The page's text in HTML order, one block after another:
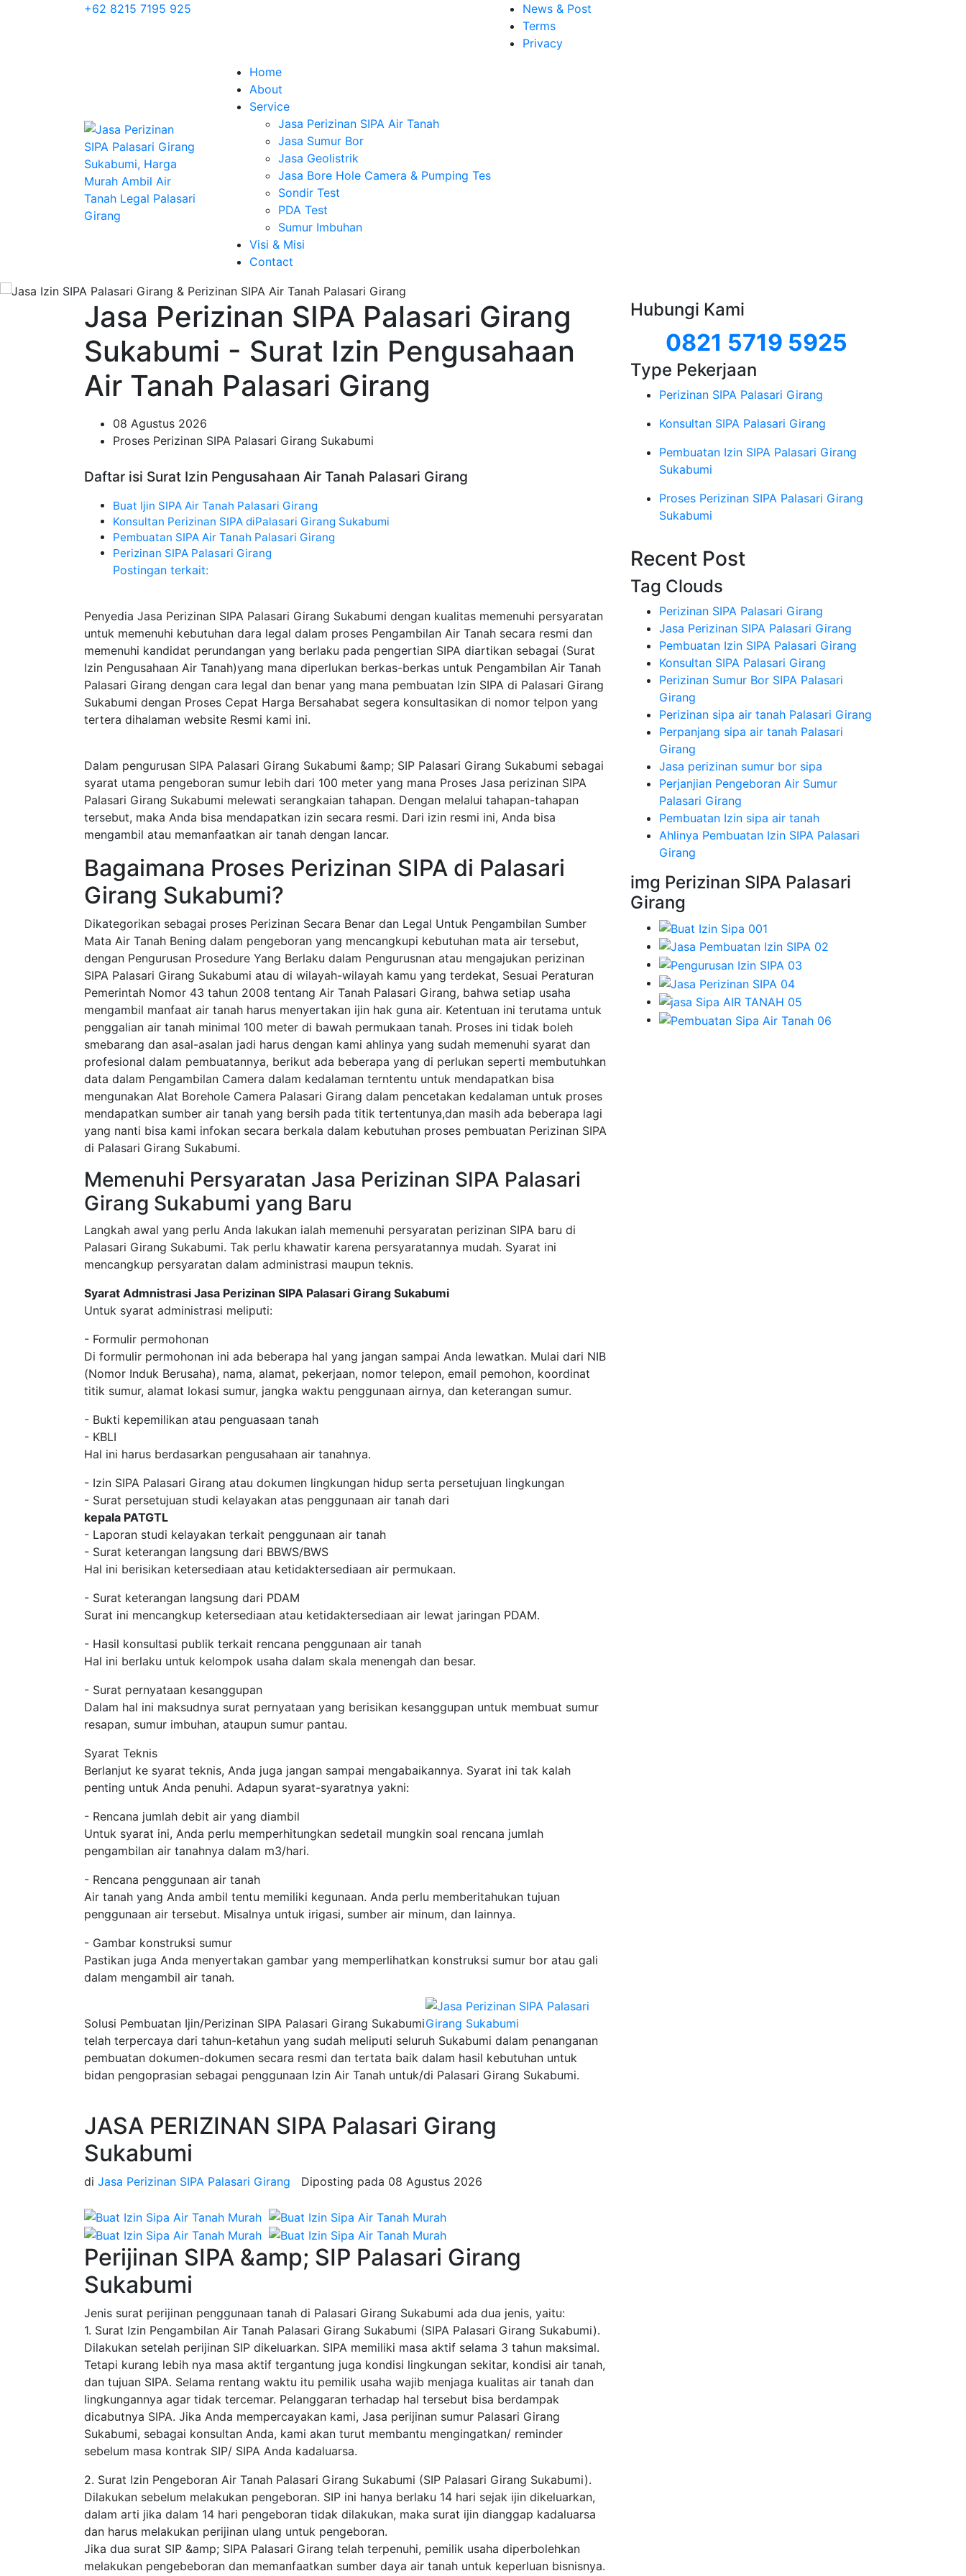
+62 8215 7195 925
News & Post
Terms
Privacy
Home
About
Service
Jasa Perizinan SIPA Air Tanah
Jasa Sumur Bor
Jasa Geolistrik
Jasa Bore Hole Camera & Pumping Tes
Sondir Test
PDA Test
Sumur Imbuhan
Visi & Misi
Contact
Jasa Perizinan SIPA Palasari Girang
Sukabumi - Surat Izin Pengusahaan
Air Tanah Palasari Girang
08 Agustus 2026
Proses Perizinan SIPA Palasari Girang Sukabumi
Daftar isi Surat Izin Pengusahaan Air Tanah Palasari Girang
Buat Ijin SIPA Air Tanah Palasari Girang
Konsultan Perizinan SIPA diPalasari Girang Sukabumi
Pembuatan SIPA Air Tanah Palasari Girang
Perizinan SIPA Palasari Girang
Postingan terkait:
Penyedia Jasa Perizinan SIPA Palasari Girang Sukabumi dengan kualitas memenuhi persyaratan
untuk memenuhi kebutuhan dara legal dalam proses Pengambilan Air Tanah secara resmi dan
memenuhi kandidat perundangan yang berlaku pada pengertian SIPA diartikan sebagai (Surat
Izin Pengusahaan Air Tanah)yang mana diperlukan berkas-berkas untuk Pengambilan Air Tanah
Palasari Girang dengan cara legal dan benar yang mana pembuatan Izin SIPA di Palasari Girang
Sukabumi dengan Proses Cepat Harga Bersahabat segera konsultasikan di nomor telpon yang
tertera dihalaman website Resmi kami ini.
Dalam pengurusan SIPA Palasari Girang Sukabumi &amp; SIP Palasari Girang Sukabumi sebagai
syarat utama pengeboran sumur lebih dari 100 meter yang mana Proses Jasa perizinan SIPA
Palasari Girang Sukabumi melewati serangkaian tahapan. Dengan melalui tahapan-tahapan
tersebut, maka Anda bisa mendapatkan izin secara resmi. Dari izin resmi ini, Anda bisa
mengambil atau memanfaatkan air tanah dengan lancar.
Bagaimana Proses Perizinan SIPA di Palasari
Girang Sukabumi?
Dikategorikan sebagai proses Perizinan Secara Benar dan Legal Untuk Pengambilan Sumber
Mata Air Tanah Bening dalam pengeboran yang mencangkupi kebutuhan mata air tersebut,
dengan Pengurusan Prosedure Yang Berlaku dalam Pengurusnan atau mengajukan perizinan
SIPA Palasari Girang Sukabumi atau di wilayah-wilayah kamu yang terdekat, Sesuai Peraturan
Pemerintah Nomor 43 tahun 2008 tentang Air Tanah Palasari Girang, bahwa setiap usaha
mengambil manfaat air tanah harus menyertakan ijin hak guna air. Ketentuan ini terutama untuk
penggalian air tanah minimal 100 meter di bawah permukaan tanah. Proses ini tidak boleh
smebarang dan asal-asalan jadi harus dengan kami ahlinya yang sudah memenuhi syarat dan
profesional dalam pembuatannya, berikut ada beberapa yang di perlukan seperti membutuhkan
data dalam Pengambilan Camera dalam kedalaman terntentu untuk mendapatkan bisa
mengunakan Alat Borehole Camera Palasari Girang dalam pencetakan kedalaman untuk proses
mendapatkan sumber air tanah yang bersih pada titik tertentunya,dan masih ada beberapa lagi
yang nanti bisa kami infokan secara berkala dalam kebutuhan proses pembuatan Perizinan SIPA
di Palasari Girang Sukabumi.
Memenuhi Persyaratan Jasa Perizinan SIPA Palasari
Girang Sukabumi yang Baru
Langkah awal yang perlu Anda lakukan ialah memenuhi persyaratan perizinan SIPA baru di
Palasari Girang Sukabumi. Tak perlu khawatir karena persyaratannya mudah. Syarat ini
mencangkup persyaratan dalam administrasi maupun teknis.
Syarat Admnistrasi Jasa Perizinan SIPA Palasari Girang Sukabumi
Untuk syarat administrasi meliputi:
- Formulir permohonan
Di formulir permohonan ini ada beberapa hal yang jangan sampai Anda lewatkan. Mulai dari NIB
(Nomor Induk Berusaha), nama, alamat, pekerjaan, nomor telepon, email pemohon, koordinat
titik sumur, alamat lokasi sumur, jangka waktu penggunaan airnya, dan keterangan sumur.
- Bukti kepemilikan atau penguasaan tanah
- KBLI
Hal ini harus berdasarkan pengusahaan air tanahnya.
- Izin SIPA Palasari Girang atau dokumen lingkungan hidup serta persetujuan lingkungan
- Surat persetujuan studi kelayakan atas penggunaan air tanah dari
kepala PATGTL
- Laporan studi kelayakan terkait penggunaan air tanah
- Surat keterangan langsung dari BBWS/BWS
Hal ini berisikan ketersediaan atau ketidaktersediaan air permukaan.
- Surat keterangan langsung dari PDAM
Surat ini mencangkup ketersediaan atau ketidaktersediaan air lewat jaringan PDAM.
- Hasil konsultasi publik terkait rencana penggunaan air tanah
Hal ini berlaku untuk kelompok usaha dalam skala menengah dan besar.
- Surat pernyataan kesanggupan
Dalam hal ini maksudnya surat pernyataan yang berisikan kesanggupan untuk membuat sumur
resapan, sumur imbuhan, ataupun sumur pantau.
Syarat Teknis
Berlanjut ke syarat teknis, Anda juga jangan sampai mengabaikannya. Syarat ini tak kalah
penting untuk Anda penuhi. Adapun syarat-syaratnya yakni:
- Rencana jumlah debit air yang diambil
Untuk syarat ini, Anda perlu memperhitungkan sedetail mungkin soal rencana jumlah
pengambilan air tanahnya dalam m3/hari.
- Rencana penggunaan air tanah
Air tanah yang Anda ambil tentu memiliki kegunaan. Anda perlu memberitahukan tujuan
penggunaan air tersebut. Misalnya untuk irigasi, sumber air minum, dan lainnya.
- Gambar konstruksi sumur
Pastikan juga Anda menyertakan gambar yang memperlihatkan konstruksi sumur bor atau gali
dalam mengambil air tanah.
Solusi Pembuatan Ijin/Perizinan SIPA Palasari Girang Sukabumi
telah terpercaya dari tahun-ketahun yang sudah meliputi seluruh Sukabumi dalam penanganan
pembuatan dokumen-dokumen secara resmi dan tertata baik dalam hasil kebutuhan untuk
bidan pengoprasian sebagai penggunaan Izin Air Tanah untuk/di Palasari Girang Sukabumi.
JASA PERIZINAN SIPA Palasari Girang
Sukabumi
di Jasa Perizinan SIPA Palasari Girang Diposting pada 08 Agustus 2026
Perijinan SIPA &amp; SIP Palasari Girang
Sukabumi
Jenis surat perijinan penggunaan tanah di Palasari Girang Sukabumi ada dua jenis, yaitu:
1. Surat Izin Pengambilan Air Tanah Palasari Girang Sukabumi (SIPA Palasari Girang Sukabumi).
Dilakukan setelah perijinan SIP dikeluarkan. SIPA memiliki masa aktif selama 3 tahun maksimal.
Tetapi kurang lebih nya masa aktif tergantung juga kondisi lingkungan sekitar, kondisi air tanah,
dan tujuan SIPA. Selama rentang waktu itu pemilik usaha wajib menjaga kualitas air tanah dan
lingkungannya agar tidak tercemar. Pelanggaran terhadap hal tersebut bisa berdampak
dicabutnya SIPA. Jika Anda mempercayakan kami, Jasa perijinan sumur Palasari Girang
Sukabumi, sebagai konsultan Anda, kami akan turut membantu mengingatkan/ reminder
sebelum masa kontrak SIP/ SIPA Anda kadaluarsa.
2. Surat Izin Pengeboran Air Tanah Palasari Girang Sukabumi (SIP Palasari Girang Sukabumi).
Dilakukan sebelum melakukan pengeboran. SIP ini hanya berlaku 14 hari sejak ijin dikeluarkan,
dalam arti jika dalam 14 hari pengeboran tidak dilakukan, maka surat ijin dianggap kadaluarsa
dan harus melakukan perijinan ulang untuk pengeboran.
Jika dua surat SIP &amp; SIPA Palasari Girang telah terpenuhi, pemilik usaha diperbolehkan
melakukan pengebeboran dan memanfaatkan sumber daya air tanah untuk keperluan bisnisnya.
Hubungi Kami
0821 5719 5925
Type Pekerjaan
Perizinan SIPA Palasari Girang
Konsultan SIPA Palasari Girang
Pembuatan Izin SIPA Palasari Girang
Sukabumi
Proses Perizinan SIPA Palasari Girang
Sukabumi
Recent Post
Tag Clouds
Perizinan SIPA Palasari Girang
Jasa Perizinan SIPA Palasari Girang
Pembuatan Izin SIPA Palasari Girang
Konsultan SIPA Palasari Girang
Perizinan Sumur Bor SIPA Palasari
Girang
Perizinan sipa air tanah Palasari Girang
Perpanjang sipa air tanah Palasari
Girang
Jasa perizinan sumur bor sipa
Perjanjian Pengeboran Air Sumur
Palasari Girang
Pembuatan Izin sipa air tanah
Ahlinya Pembuatan Izin SIPA Palasari
Girang
img Perizinan SIPA Palasari
Girang